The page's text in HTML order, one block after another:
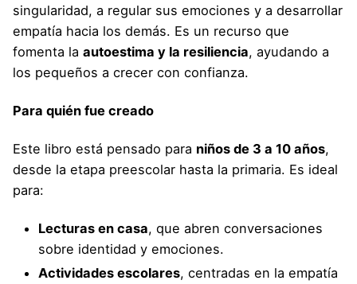
singularidad, a regular sus emociones y a desarrollar
empatía hacia los demás. Es un recurso que
fomenta la autoestima y la resiliencia, ayudando a
los pequeños a crecer con confianza.
Para quién fue creado
Este libro está pensado para niños de 3 a 10 años,
desde la etapa preescolar hasta la primaria. Es ideal
para:
Lecturas en casa, que abren conversaciones
sobre identidad y emociones.
Actividades escolares, centradas en la empatía